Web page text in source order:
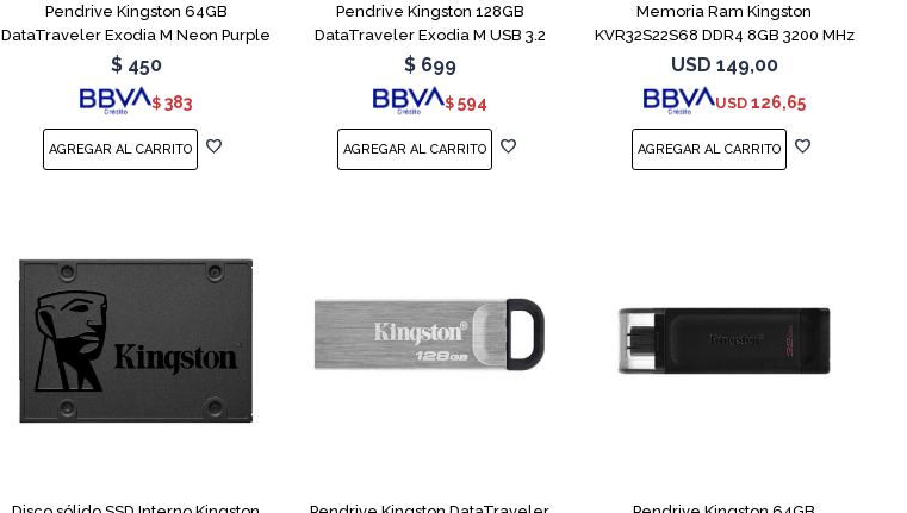
Pendrive Kingston 64GB
DataTraveler Exodia M Neon Purple
$ 450
$ 383
Pendrive Kingston 128GB
DataTraveler Exodia M USB 3.2
$ 699
$ 594
Memoria Ram Kingston
KVR32S22S68 DDR4 8GB 3200 MHz
Sodimm
USD 149,00
USD 126,65